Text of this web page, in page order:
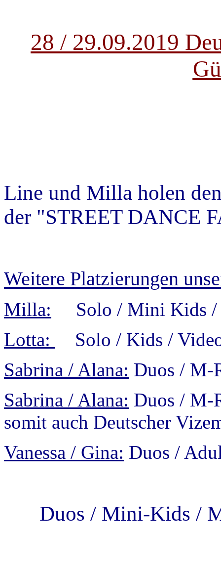
28 / 29.09.2019
Line und Milla holen
der "STREET DANCE
Weitere Platzierungen
Milla: Solo / Mini Kids /
Lotta:
Solo / Kids /
Sabrina / Alana: Duos / M-
Sabrina / Alana: Duos / M-
somit auch Deutscher
Vanessa / Gina: Duos /
Duos / Mini-Kids /